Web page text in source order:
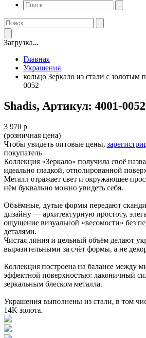
Загрузка...
Главная
Украшения
кольцо Зеркало из стали с золотым
0052
Shadis, Артикул: 4001-0052
3 970 р
(розничная цена)
Чтобы увидеть оптовые цены,
покупатель
Коллекция «Зеркало» получила своё
идеально гладкой, отполированной
Металл отражает свет и окружающее
нём буквально можно увидеть себя.
Объёмные, дутые формы передают
дизайну — архитектурную простоту,
ощущение визуальной «весомости» без
деталями.
Чистая линия и цельный объём делают
выразительными за счёт формы, а не
Коллекция построена на балансе между
эффектной поверхностью: лаконичный
зеркальным блеском металла.
Украшения выполнены из стали, в том
14K золота.